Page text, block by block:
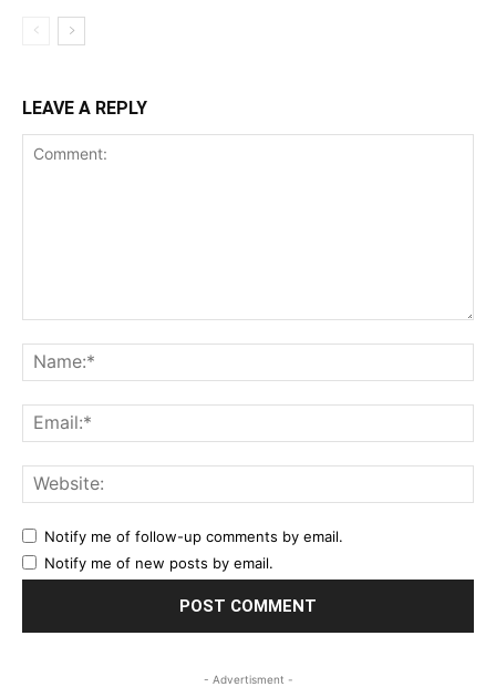
LEAVE A REPLY
Notify me of follow-up comments by email.
Notify me of new posts by email.
- Advertisment -